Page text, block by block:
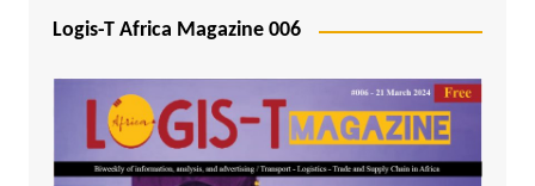
Logis-T Africa Magazine 006